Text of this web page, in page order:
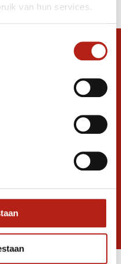
van hun services.
en
Inschrijven voor